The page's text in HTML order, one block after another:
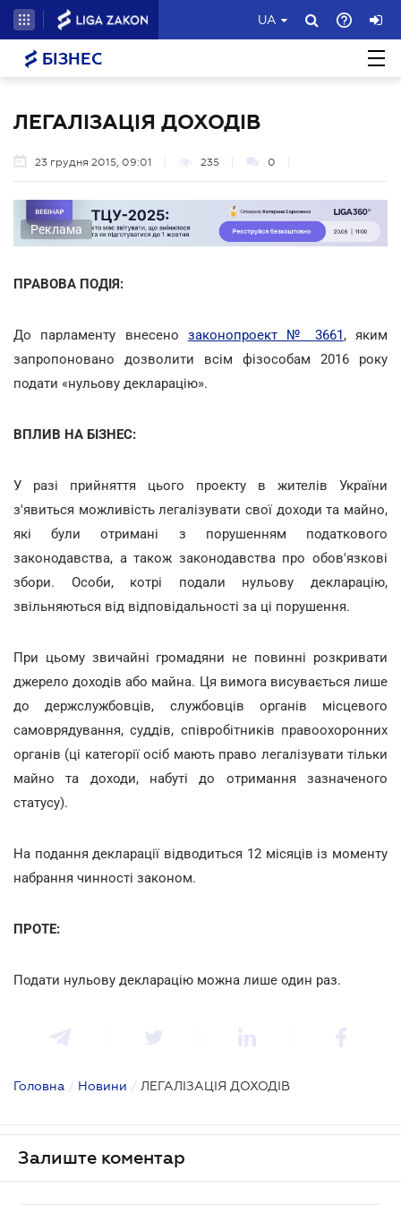
UA
БІЗНЕС
ЛЕГАЛІЗАЦІЯ ДОХОДІВ
23 грудня 2015, 09:01 235 0
Реклама
ПРАВОВА ПОДІЯ:
До парламенту внесено законопроект № 3661, яким
запропоновано дозволити всім фізособам 2016 року
подати «нульову декларацію».
ВПЛИВ НА БІЗНЕС:
У разі прийняття цього проекту в жителів України
з'явиться можливість легалізувати свої доходи та майно,
які були отримані з порушенням податкового
законодавства, а також законодавства про обов'язкові
збори. Особи, котрі подали нульову декларацію,
звільняються від відповідальності за ці порушення.
При цьому звичайні громадяни не повинні розкривати
джерело доходів або майна. Ця вимога висувається лише
до держслужбовців, службовців органів місцевого
самоврядування, суддів, співробітників правоохоронних
органів (ці категорії осіб мають право легалізувати тільки
майно та доходи, набуті до отримання зазначеного
статусу).
На подання декларації відводиться 12 місяців із моменту
набрання чинності законом.
ПРОТЕ:
Подати нульову декларацію можна лише один раз.
Головна / Новини / ЛЕГАЛІЗАЦІЯ ДОХОДІВ
Залиште коментар